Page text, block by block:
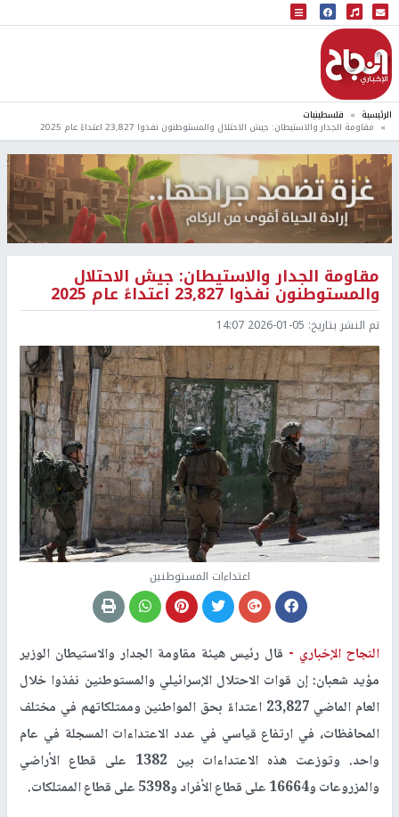
البث المباشر
إذاعة النجاح
الرئيسية فلسطينيات
مقاومة الجدار والاستيطان: جيش الاحتلال والمستوطنون نفذوا 23,827 اعتداءً عام 2025
مقاومة الجدار والاستيطان: جيش الاحتلال
والمستوطنون نفذوا 23,827 اعتداءً عام 2025
تم النشر بتاريخ: 2026-01-05 14:07
اعتداءات المستوطنين
النجاح الإخباري - قال رئيس هيئة مقاومة الجدار والاستيطان الوزير
مؤيد شعبان: إن قوات الاحتلال الإسرائيلي والمستوطنين نفذوا خلال
العام الماضي 23,827 اعتداءً بحق المواطنين وممتلكاتهم في مختلف
المحافظات، في ارتفاع قياسي في عدد الاعتداءات المسجلة في عام
واحد. وتوزعت هذه الاعتداءات بين 1382 على قطاع الأراضي
والمزروعات و16664 على قطاع الأفراد و5398 على قطاع الممتلكات.